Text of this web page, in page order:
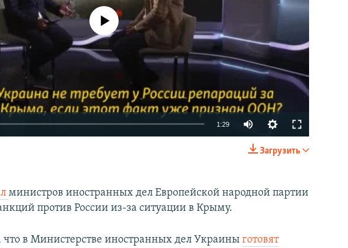
SHARE
No media source currently available
1:29
240p
Загрузить
министров иностранных дел Европейской народной партии
против России из-за ситуации в Крыму.
что в Министерстве иностранных дел Украиныготовят